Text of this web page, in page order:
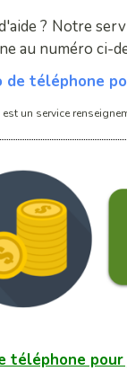
? Notre
au numéro ci-
de téléphone
est un service
téléphone